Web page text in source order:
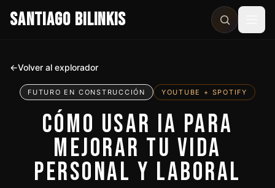
SANTIAGO BILINKIS
←Volver al explorador
FUTURO EN CONSTRUCCIÓN YOUTUBE + SPOTIFY
CÓMO USAR IA PARA
MEJORAR TU VIDA
PERSONAL Y LABORAL